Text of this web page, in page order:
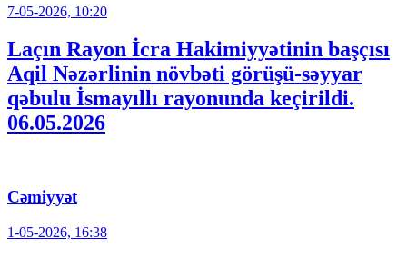
7-05-2026, 10:20
Laçın Rayon İcra Hakimiyyətinin başçısı
Aqil Nəzərlinin növbəti görüşü-səyyar
qəbulu İsmayıllı rayonunda keçirildi.
06.05.2026
Cəmiyyət
1-05-2026, 16:38